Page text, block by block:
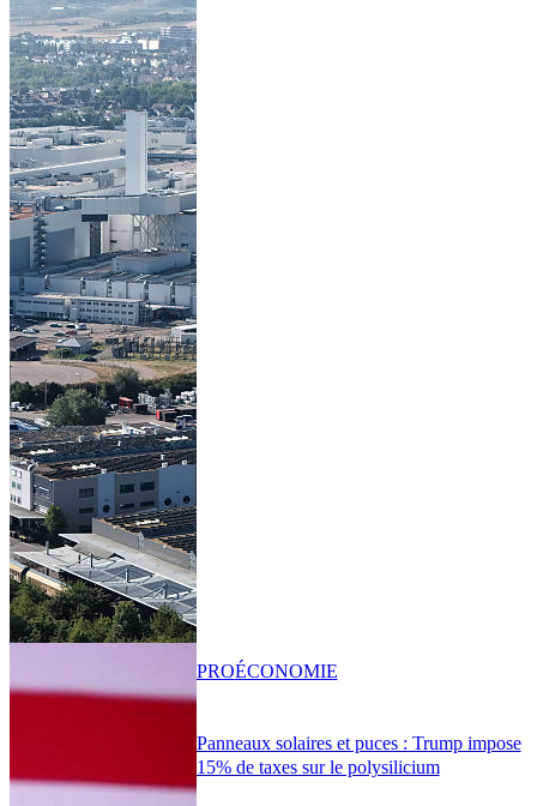
Panneaux solaires et puces : Trump impose
15% de taxes sur le polysilicium
PROÉCONOMIE